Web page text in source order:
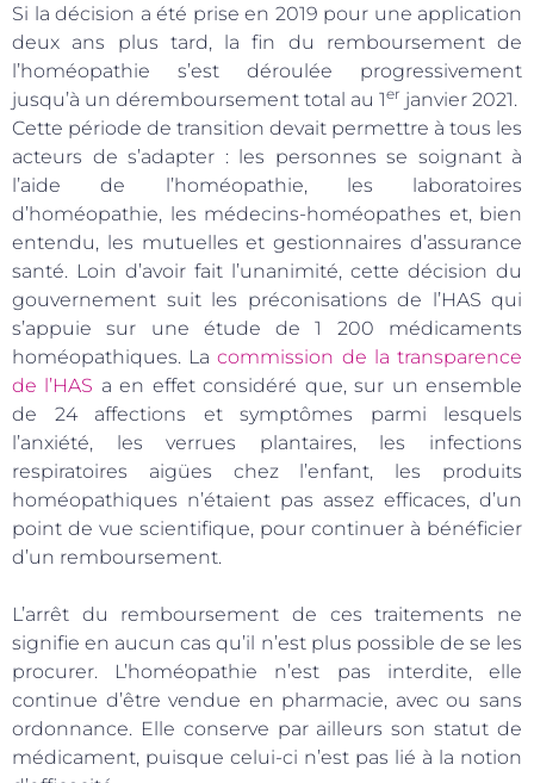
Si la décision a été prise en 2019 pour une application
deux ans plus tard, la fin du remboursement de
l’homéopathie s’est déroulée progressivement
jusqu’à un déremboursement total au 1er janvier 2021.
Cette période de transition devait permettre à tous les
acteurs de s’adapter : les personnes se soignant à
l’aide de l’homéopathie, les laboratoires
d’homéopathie, les médecins-homéopathes et, bien
entendu, les mutuelles et gestionnaires d’assurance
santé. Loin d’avoir fait l’unanimité, cette décision du
gouvernement suit les préconisations de l’HAS qui
s’appuie sur une étude de 1 200 médicaments
homéopathiques. Lacommission de la transparence
de l’HAS a en effet considéré que, sur un ensemble
de 24 affections et symptômes parmi lesquels
l’anxiété, les verrues plantaires, les infections
respiratoires aigües chez l’enfant, les produits
homéopathiques n’étaient pas assez efficaces, d’un
point de vue scientifique, pour continuer à bénéficier
d’un remboursement.
L’arrêt du remboursement de ces traitements ne
signifie en aucun cas qu’il n’est plus possible de se les
procurer. L’homéopathie n’est pas interdite, elle
continue d’être vendue en pharmacie, avec ou sans
ordonnance. Elle conserve par ailleurs son statut de
médicament, puisque celui-ci n’est pas lié à la notion